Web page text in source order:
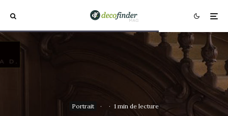
Portrait · · 1 min de lecture